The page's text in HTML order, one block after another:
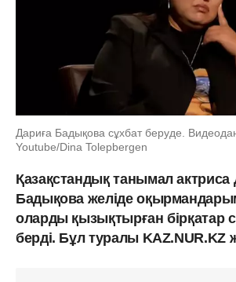
Дариға Бадықова сұхбат беруде.
Youtube/Dina Tolepbergen
Қазақстандық танымал актриса
Бадықова желіде
оларды қызықтырған бірқатар
берді. Бұл туралы KAZ.NUR.KZ